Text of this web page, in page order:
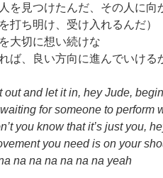
を見つけたんだ、その人に向
打ち明け、受け入れるんだ）
大切に想い続けな
ば、良い方向に進んでいける
out and let it in, hey Jude, begin
waiting for someone to perform
you know that it’s just you,
you need is on your
na na na na na na yeah